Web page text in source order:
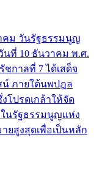
คม วันรัฐธรรมนูญ
ที่ 10 ธันวาคม พ.ศ.
ชกาลที่ 7 ได้เสด็จ
ภายใต้นพปฎล
โปรดเกล้าให้จัด
นรัฐธรรมนูญแห่ง
ยสูงสุดเพื่อเป็นหลัก